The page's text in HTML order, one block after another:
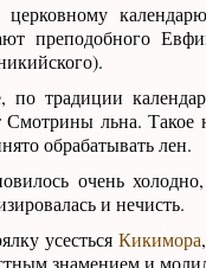
церковному
преподобного
по традиции
Смотрины льна. Такое
обрабатывать лен.
очень
и нечисть.
усесться Кикимора
знамением и